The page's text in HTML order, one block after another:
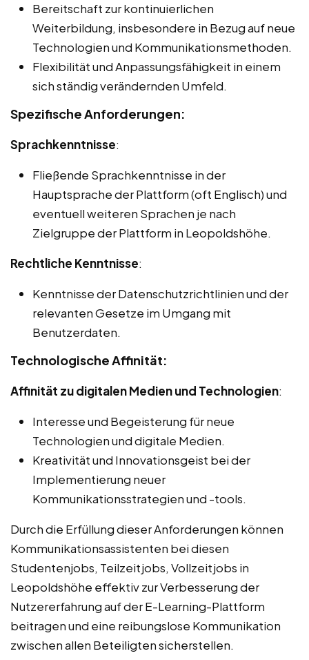
Bereitschaft zur kontinuierlichen
Weiterbildung, insbesondere in Bezug auf neue
Technologien und Kommunikationsmethoden.
Flexibilität und Anpassungsfähigkeit in einem
sich ständig verändernden Umfeld.
Spezifische Anforderungen:
Sprachkenntnisse:
Fließende Sprachkenntnisse in der
Hauptsprache der Plattform (oft Englisch) und
eventuell weiteren Sprachen je nach
Zielgruppe der Plattform in Leopoldshöhe.
Rechtliche Kenntnisse:
Kenntnisse der Datenschutzrichtlinien und der
relevanten Gesetze im Umgang mit
Benutzerdaten.
Technologische Affinität:
Affinität zu digitalen Medien und Technologien:
Interesse und Begeisterung für neue
Technologien und digitale Medien.
Kreativität und Innovationsgeist bei der
Implementierung neuer
Kommunikationsstrategien und -tools.
Durch die Erfüllung dieser Anforderungen können
Kommunikationsassistenten bei diesen
Studentenjobs, Teilzeitjobs, Vollzeitjobs in
Leopoldshöhe effektiv zur Verbesserung der
Nutzererfahrung auf der E-Learning-Plattform
beitragen und eine reibungslose Kommunikation
zwischen allen Beteiligten sicherstellen.